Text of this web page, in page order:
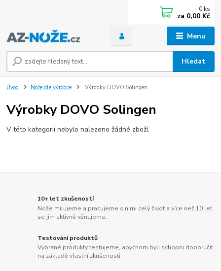
Menu
Hledat
0 ks
za 0,00 Kč
Úvod Nože dle výrobce Výrobky DOVO Solingen
Výrobky DOVO Solingen
V této kategorii nebylo nalezeno žádné zboží.
10+ let zkušeností
Nože milujeme a pracujeme s nimi celý život a více než 10 let
se jim aktivně věnujeme.
Testování produktů
Vybrané produkty testujeme, abychom byli schopni doporučit
na základě vlastní zkušenosti